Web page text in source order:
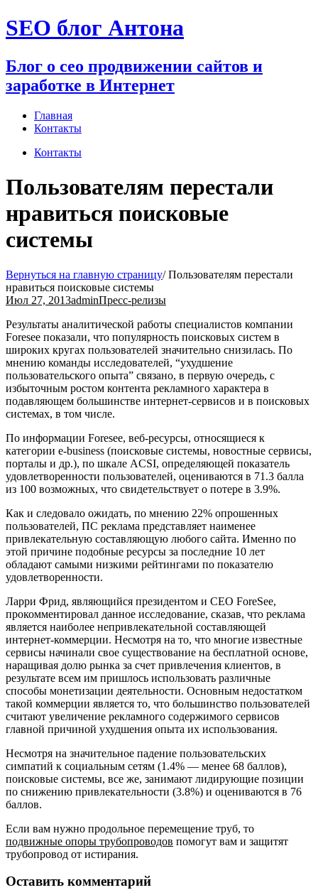
Перейти
к
SEO блог Антона
Блог о сео продвижении сайтов и
заработке в Интернет
Главная
Контакты
Контакты
Пользователям перестали
нравиться поисковые
системы
Вернуться на главную страницу/Пользователям перестали
нравиться поисковые системы
Июл 27, 2013adminПресс-релизы
Результаты аналитической работы специалистов компании
Foresee показали, что популярность поисковых систем в
широких кругах пользователей значительно снизилась. По
мнению команды исследователей, “ухудшение
пользовательского опыта” связано, в первую очередь, с
избыточным ростом контента рекламного характера в
подавляющем большинстве интернет-сервисов и в поисковых
системах, в том числе.
По информации Foresee, веб-ресурсы, относящиеся к
категории e-business (поисковые системы, новостные сервисы,
порталы и др.), по шкале ACSI, определяющей показатель
удовлетворенности пользователей, оцениваются в 71.3 балла
из 100 возможных, что свидетельствует о потере в 3.9%.
Как и следовало ожидать, по мнению 22% опрошенных
пользователей, ПС реклама представляет наименее
привлекательную составляющую любого сайта. Именно по
этой причине подобные ресурсы за последние 10 лет
обладают самыми низкими рейтингами по показателю
удовлетворенности.
Ларри Фрид, являющийся президентом и СЕО ForeSee,
прокомментировал данное исследование, сказав, что реклама
является наиболее непривлекательной составляющей
интернет-коммерции. Несмотря на то, что многие известные
сервисы начинали свое существование на бесплатной основе,
наращивая долю рынка за счет привлечения клиентов, в
результате всем им пришлось использовать различные
способы монетизации деятельности. Основным недостатком
такой коммерции является то, что большинство пользователей
считают увеличение рекламного содержимого сервисов
главной причиной ухудшения опыта их использования.
Несмотря на значительное падение пользовательских
симпатий к социальным сетям (1.4% — менее 68 баллов),
поисковые системы, все же, занимают лидирующие позиции
по снижению привлекательности (3.8%) и оцениваются в 76
баллов.
Если вам нужно продольное перемещение труб, то
подвижные опоры трубопроводов помогут вам и защитят
трубопровод от истирания.
Оставить комментарий